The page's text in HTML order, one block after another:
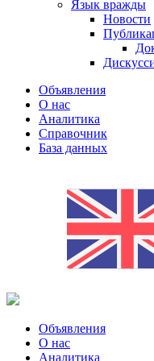
Язык вражды
Новости
Объявления
О нас
Аналитика
Справочник
База данных
Объявления
О нас
Аналитика